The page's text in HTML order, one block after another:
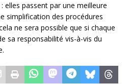
passent par une meilleure
simplification des procédures
ne sera possible que si chaque
sa responsabilité vis-à-vis du